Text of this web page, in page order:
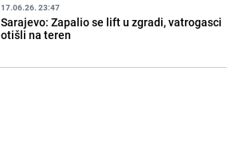
17.06.26. 23:47
Sarajevo: Zapalio se lift u zgradi, vatrogasci
otišli na teren